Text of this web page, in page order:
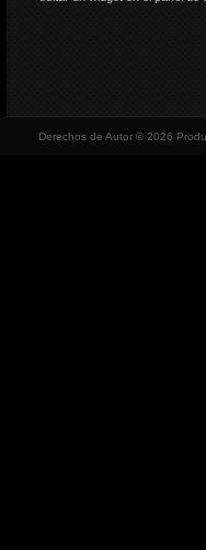
Derechos de Autor © 2026